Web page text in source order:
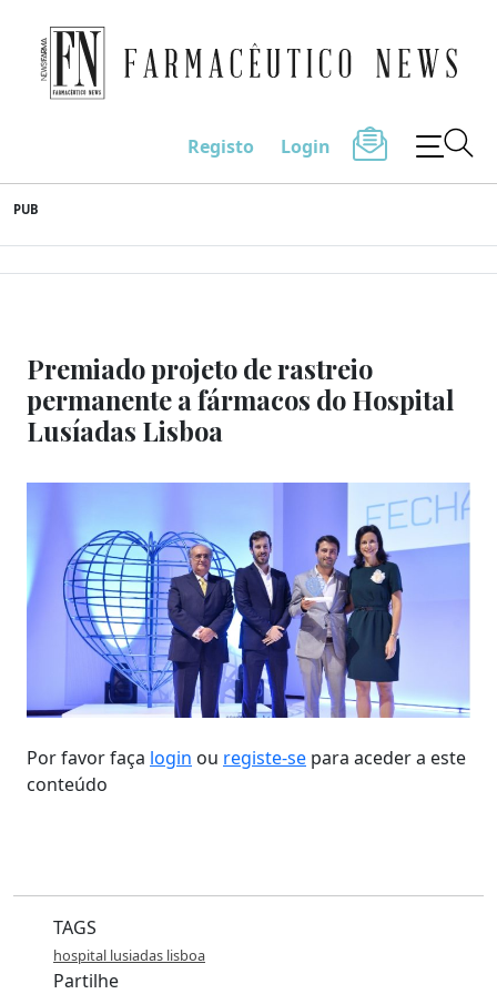
to
content
Farmacêutico News
Registo Login
PUB
Premiado projeto de rastreio
permanente a fármacos do Hospital
Lusíadas Lisboa
Por favor faça login ou registe-se para aceder a este
conteúdo
TAGS
hospital lusiadas lisboa
Partilhe